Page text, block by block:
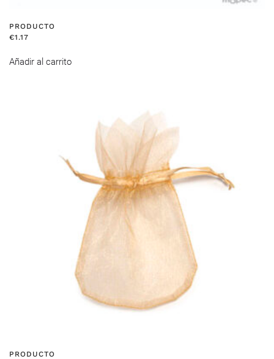
PRODUCTO
€1.17
Añadir al carrito
PRODUCTO